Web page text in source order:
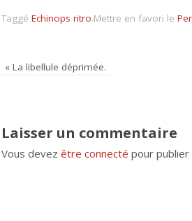
Taggé Echinops ritro.Mettre en favori le
« La libellule déprimée.
Laisser un commentaire
Vous devez être connecté pour publier